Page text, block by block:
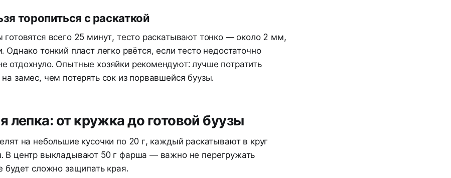
торопиться с раскаткой
готовятся всего 25 минут, тесто раскатывают тонко — около 2 мм,
Однако тонкий пласт легко рвётся, если тесто недостаточно
отдохнуло. Опытные хозяйки рекомендуют: лучше потратить
замес, чем потерять сок из порвавшейся буузы.
лепка: от кружка до готовой буузы
на небольшие кусочки по 20 г, каждый раскатывают в круг
В центр выкладывают 50 г фарша — важно не перегружать
будет сложно защипать края.